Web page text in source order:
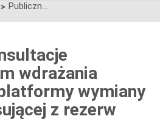
> Publiczne konsultacje propozycji ram wdrażania europejskiej platformy wymiany energii bilansującej z rezerw zastępczych
wdrażania
wymiany
z rezerw